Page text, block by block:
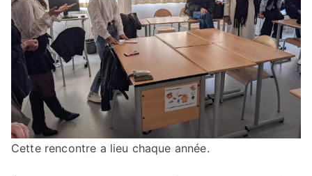
Cette rencontre a lieu chaque année.